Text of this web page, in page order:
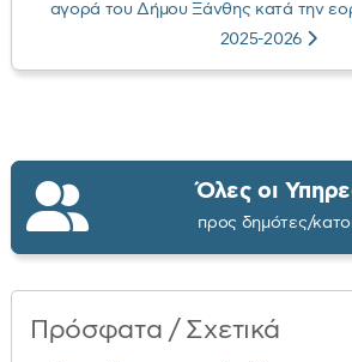
αγορά του Δήμου Ξάνθης κατά την
2025-2026
Όλες οι
προς δημότες/
Πρόσφατα / Σχετικά